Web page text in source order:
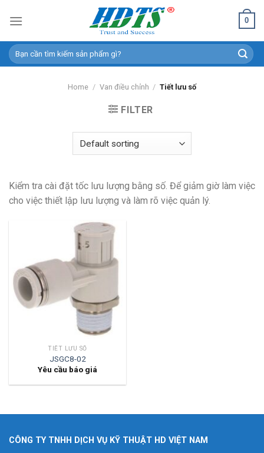
0
Search
for:
Home / Van điều chỉnh / Tiết lưu số
FILTER
Kiểm tra cài đặt tốc lưu lượng bằng số. Để giảm giờ làm việc
cho việc thiết lập lưu lượng và làm rõ việc quản lý.
TIẾT LƯU SỐ
JSGC8-02
Yêu cầu báo giá
CÔNG TY TNHH DỊCH VỤ KỸ THUẬT HD VIỆT NAM